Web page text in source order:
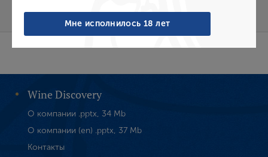
Wine Discovery
О компании .pptx, 34 Mb
О компании (en) .pptx, 37 Mb
Контакты
Мне исполнилось 18 лет
Имя
E-mail